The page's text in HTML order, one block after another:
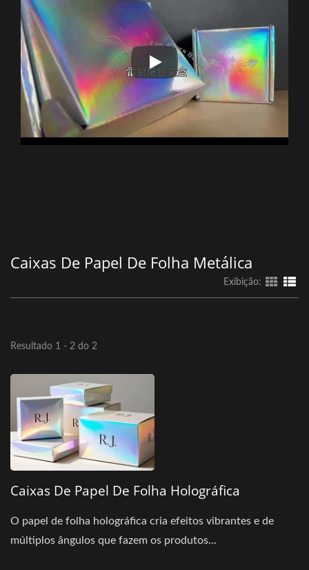
Caixas de Papel de Folha
Caixas De Papel De Folha Metálica
Exibição:
Resultado 1 - 2 do 2
Caixas De Papel De Folha Holográfica
O papel de folha holográfica cria efeitos vibrantes e de
múltiplos ângulos que fazem os produtos...